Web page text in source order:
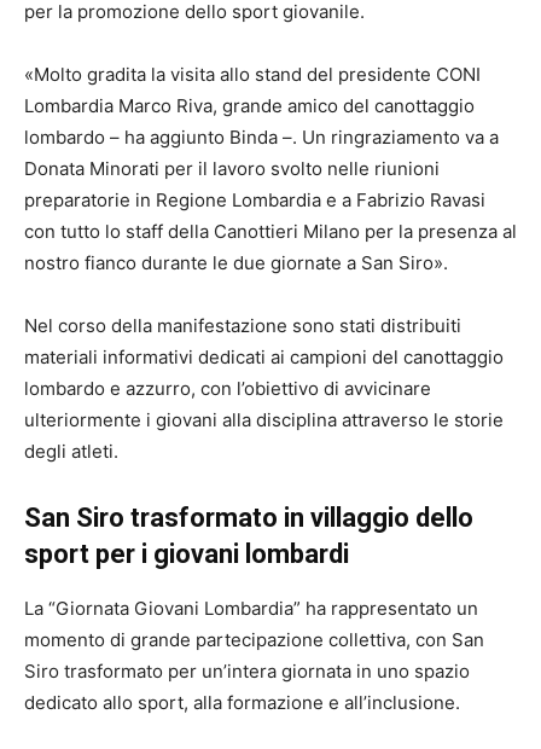
per la promozione dello sport giovanile.
«Molto gradita la visita allo stand del presidente CONI
Lombardia Marco Riva, grande amico del canottaggio
lombardo – ha aggiunto Binda –. Un ringraziamento va a
Donata Minorati per il lavoro svolto nelle riunioni
preparatorie in Regione Lombardia e a Fabrizio Ravasi
con tutto lo staff della Canottieri Milano per la presenza al
nostro fianco durante le due giornate a San Siro».
Nel corso della manifestazione sono stati distribuiti
materiali informativi dedicati ai campioni del canottaggio
lombardo e azzurro, con l’obiettivo di avvicinare
ulteriormente i giovani alla disciplina attraverso le storie
degli atleti.
San Siro trasformato in villaggio dello
sport per i giovani lombardi
La “Giornata Giovani Lombardia” ha rappresentato un
momento di grande partecipazione collettiva, con San
Siro trasformato per un’intera giornata in uno spazio
dedicato allo sport, alla formazione e all’inclusione.